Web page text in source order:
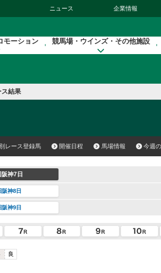
ニュース 企業情報
モーション 競馬場・ウインズ・その他施設
ス結果
レース登録馬 開催日程 馬場情報 今週
阪神7日
阪神8日
阪神9日
良